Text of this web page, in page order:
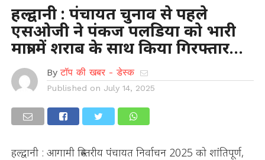
हल्द्वानी : पंचायत चुनाव से पहले
एसओजी ने पंकज पलडिया को भारी
मात्रा में शराब के साथ किया गिरफ्तार…
By टॉप की खबर - डेस्क
Published on July 14, 2025
हल्द्वानी : आगामी त्रिस्तरीय पंचायत निर्वाचन 2025 को शांतिपूर्ण,